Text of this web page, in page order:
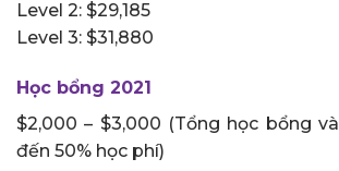
Level 2: $29,185
Level 3: $31,880
Học bổng 2021
$2,000 – $3,000 (Tổng học bổng
đến 50% học phí)